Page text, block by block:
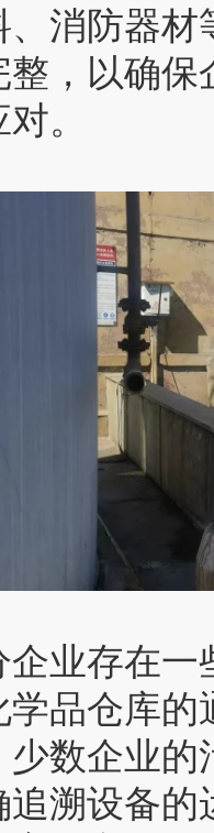
、消防器
，以确
。
业存在
学品仓库
数企业
追溯设备